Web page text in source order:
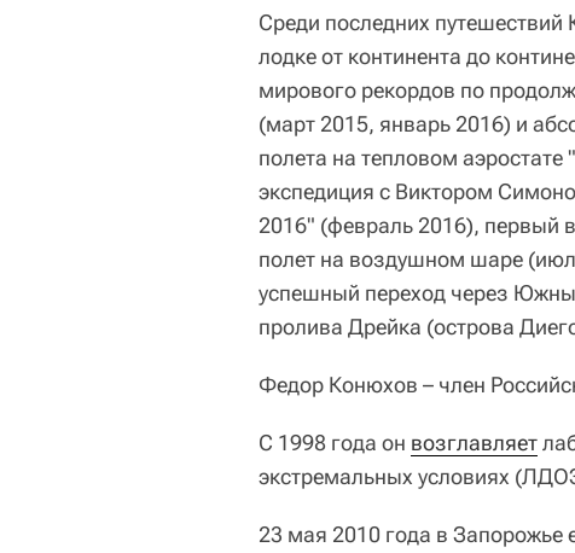
Среди последних путешествий
лодке от континента до
мирового рекордов по
(март 2015, январь 2016) и
полета на тепловом
экспедиция с Виктором
2016" (февраль 2016), первый
полет на воздушном шаре
успешный переход через
пролива Дрейка (острова
Федор Конюхов – член
C 1998 года он возглавляет
экстремальных условиях
23 мая 2010 года в